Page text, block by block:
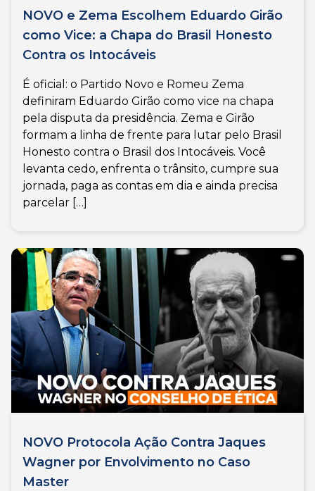
NOVO e Zema Escolhem Eduardo Girão
como Vice: a Chapa do Brasil Honesto
Contra os Intocáveis
É oficial: o Partido Novo e Romeu Zema
definiram Eduardo Girão como vice na chapa
pela disputa da presidência. Zema e Girão
formam a linha de frente para lutar pelo Brasil
Honesto contra o Brasil dos Intocáveis. Você
levanta cedo, enfrenta o trânsito, cumpre sua
jornada, paga as contas em dia e ainda precisa
parcelar […]
NOVO Protocola Ação Contra Jaques
Wagner por Envolvimento no Caso
Master